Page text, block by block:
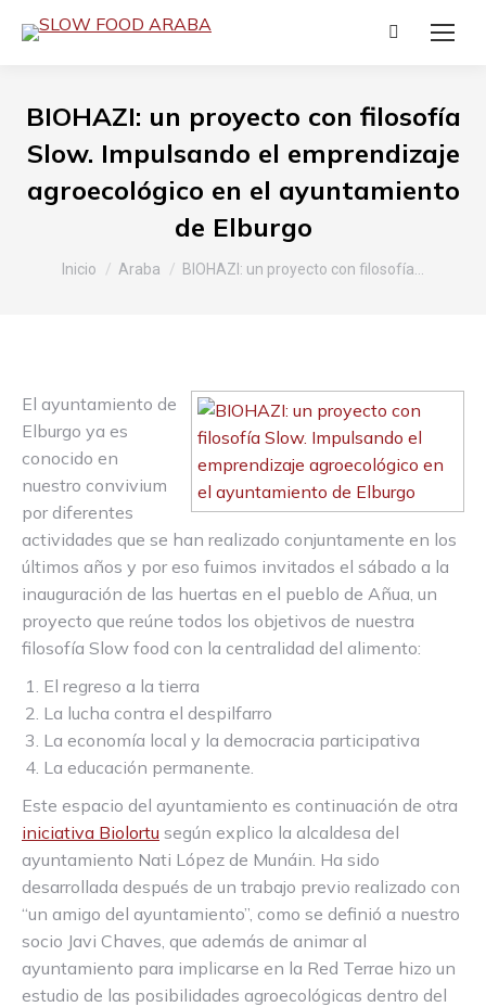
Buscar:
BIOHAZI: un proyecto con filosofía
Slow. Impulsando el emprendizaje
agroecológico en el ayuntamiento
de Elburgo
Estás aquí:
Inicio Araba BIOHAZI: un proyecto con filosofía…
El ayuntamiento de
Elburgo ya es
conocido en
nuestro convivium
por diferentes
actividades que se han realizado conjuntamente en los
últimos años y por eso fuimos invitados el sábado a la
inauguración de las huertas en el pueblo de Añua, un
proyecto que reúne todos los objetivos de nuestra
filosofía Slow food con la centralidad del alimento:
El regreso a la tierra
La lucha contra el despilfarro
La economía local y la democracia participativa
La educación permanente.
Este espacio del ayuntamiento es continuación de otra
iniciativa Biolortu según explico la alcaldesa del
ayuntamiento Nati López de Munáin. Ha sido
desarrollada después de un trabajo previo realizado con
“un amigo del ayuntamiento”, como se definió a nuestro
socio Javi Chaves, que además de animar al
ayuntamiento para implicarse en la Red Terrae hizo un
estudio de las posibilidades agroecológicas dentro del